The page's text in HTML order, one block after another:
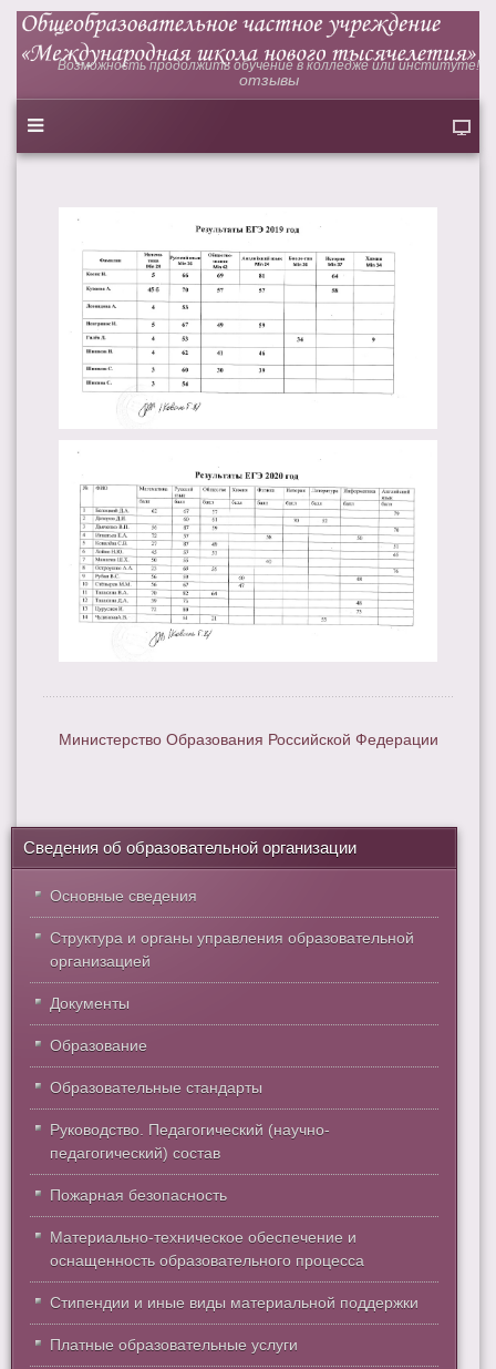
Возможность продолжить обучение в колледже или институте!
отзывы
Министерство Образования Российской Федерации
Сведения об образовательной организации
Основные сведения
Структура и органы управления образовательной
организацией
Документы
Образование
Образовательные стандарты
Руководство. Педагогический (научно-
педагогический) состав
Пожарная безопасность
Материально-техническое обеспечение и
оснащенность образовательного процесса
Стипендии и иные виды материальной поддержки
Платные образовательные услуги